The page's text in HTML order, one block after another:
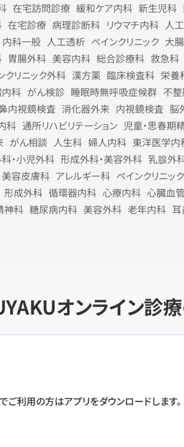
在宅訪問診療 緩和ケア内科 新生児科
在宅診療 病理診断科 リウマチ内科 人
内科一般 人工透析 ペインクリニック 大
胃腸外科 美容内科 総合診療科 救急科
クリニック外科 漢方薬 臨床検査科 栄養
科 がん検診 睡眠時無呼吸症候群 不
内視鏡検査 消化器外来 内視鏡検査 脳
科 通所リハビリテーション 児童・思春期
がん相談 人生科 婦人内科 東洋医学内
・小児外科 形成外科・美容外科 乳腺外
美容皮膚科 アレルギー科 ペインクリニッ
形成外科 循環器内科 心療内科 心臓血
神科 糖尿病内科 美容外科 老年内科
オンライン診
でご利用の方はアプリをダウンロードします。